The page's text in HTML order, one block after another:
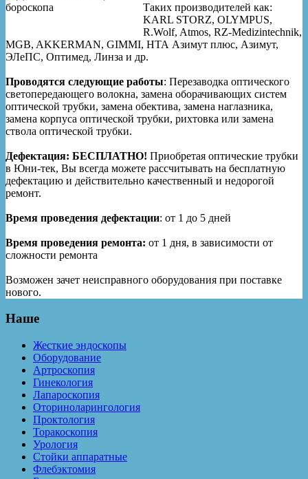
Таких производителей как:
KARL STORZ, OLYMPUS,
R.Wolf, Atmos, RZ-Medizintechnik,
MGB, AKKERMAN, GIMMI, НТА Азимут плюс, Азимут,
ЭЛеПС, Оптимед, Линза и др.
Проводятся следующие работы: Перезаводка оптического
светопередающего волокна, замена оборачивающих систем
оптической трубки, замена обектива, замена наглазника,
замена корпуса оптической трубки, рихтовка или замена
ствола оптической трубки.
Дефектация: БЕСПЛАТНО! Приобретая оптические трубки
в Юни-тек, Вы всегда можете рассчитывать на бесплатную
дефектацию и действительно качественный и недорогой
ремонт.
Время проведения дефектации: от 1 до 5 дней
Время проведения ремонта: от 1 дня, в зависимости от
сложности ремонта
Возможен зачет неисправного оборудования при поставке
нового.
Наше
Жесткие эндоскопы
Оборудование
Артроскопия
Гинекология
Лапароскопия
Оториноларингология
Проктология
Торакоскопия
Урология
Стойки аппаратные
Флебэктомия